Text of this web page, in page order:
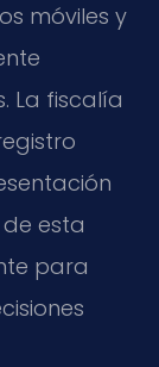
móviles y
La fiscalía
esta
para